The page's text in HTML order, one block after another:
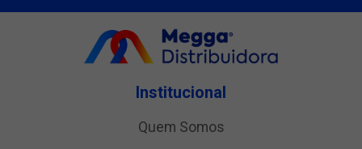
Institucional
Quem Somos